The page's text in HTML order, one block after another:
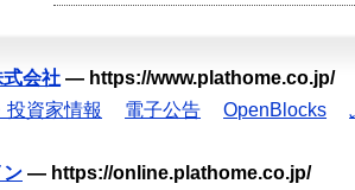
会社 — https://www.plathome.co.jp/
投資家情報 電子公告 OpenBlocks
ン — https://online.plathome.co.jp/